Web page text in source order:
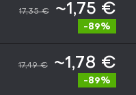
17,35 € ~1,75 €
-89%
17,49 € ~1,78 €
-89%